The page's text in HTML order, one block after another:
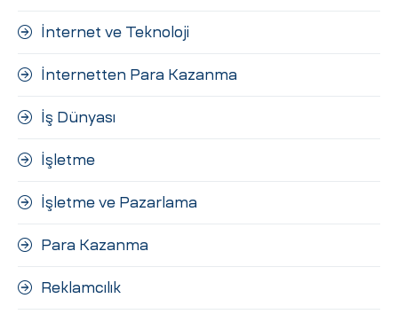
İnternet ve Teknoloji
İnternetten Para Kazanma
İş Dünyası
İşletme
İşletme ve Pazarlama
Para Kazanma
Reklamcılık